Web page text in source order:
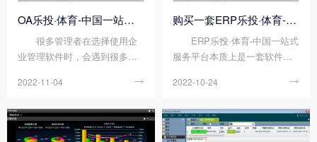
OA乐投·体育-中国一站式服务平台和ERP的区别
很多管理者在选择使用企
业管理软件时，会遇到很多种
育-中国一站式服务平台和ERP
总是会搞混淆。下面顺景ERP
软件小编来说说OA乐投·体育-
2022-11-04 
购买一套ERP乐投·体育-中国一站式服务平台需要投入哪些?
ERP乐投·体育-中国一站式
服务平台本质上是一套软件
和开发，制造，库存管理，销
任务。很多人选择ERP乐投·体
育-中国一站式服务平台时关心
2022-10-24 